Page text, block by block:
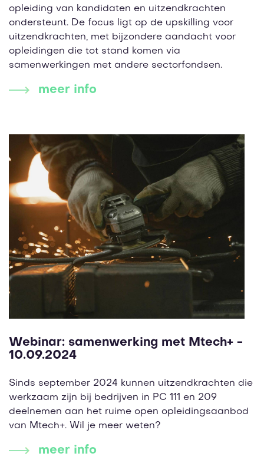
opleiding van kandidaten en uitzendkrachten
ondersteunt. De focus ligt op de upskilling voor
uitzendkrachten, met bijzondere aandacht voor
opleidingen die tot stand komen via
samenwerkingen met andere sectorfondsen.
meer info
Webinar: samenwerking met Mtech+ -
10.09.2024
Sinds september 2024 kunnen uitzendkrachten die
werkzaam zijn bij bedrijven in PC 111 en 209
deelnemen aan het ruime open opleidingsaanbod
van Mtech+. Wil je meer weten?
meer info